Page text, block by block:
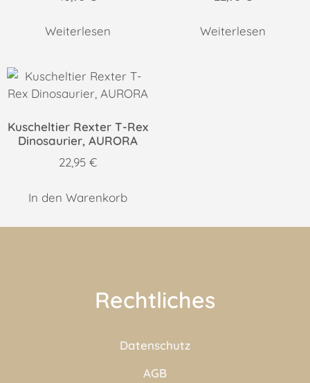
Weiterlesen Weiterlesen
Kuscheltier Rexter T-Rex
Dinosaurier, AURORA
22,95 €
In den Warenkorb
Rechtliches
Datenschutz
AGB